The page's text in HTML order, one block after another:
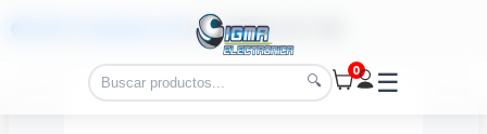
🔍
0 ☰
DS-PWA96-KIT-WB